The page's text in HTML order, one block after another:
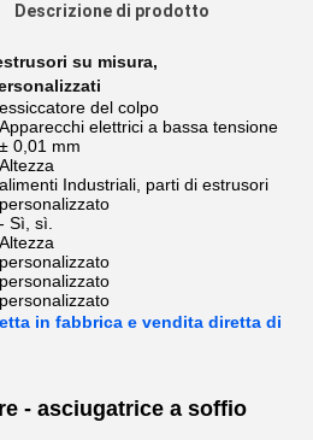
Descrizione di prodotto
su misura,
essiccatore del colpo
Apparecchi elettrici a bassa tensione
± 0,01 mm
Altezza
alimenti Industriali, parti di estrusori
personalizzato
- Sì, sì.
Altezza
personalizzato
personalizzato
personalizzato
in fabbrica e vendita diretta di
- asciugatrice a soffio